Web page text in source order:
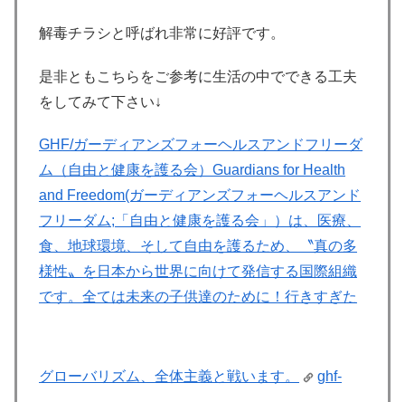
解毒チラシと呼ばれ非常に好評です。
是非ともこちらをご参考に生活の中でできる工夫
をしてみて下さい↓
GHF/ガーディアンズフォーヘルスアンドフリーダ
ム（自由と健康を護る会） Guardians for Health
and Freedom(ガーディアンズフォーヘルスアンド
フリーダム;「自由と健康を護る会」）は、医療、
食、地球環境、そして自由を護るため、〝真の多
様性〟を日本から世界に向けて発信する国際組織
です。全ては未来の子供達のために！行きすぎた
グローバリズム、全体主義と戦います。 ghf-